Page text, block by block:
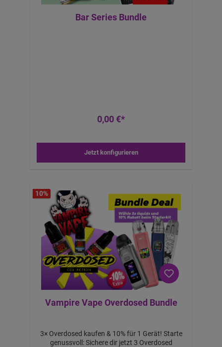
Bar Series Bundle
0,00 €*
Jetzt konfigurieren
10%
Vampire Vape Overdosed Bundle
3× Overdosed kaufen & 10% für 1 Gerät! Starte
genussvoll: Sichere dir jetzt 3 Overdosed